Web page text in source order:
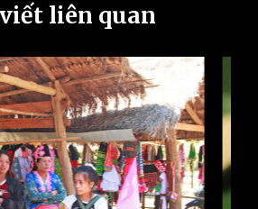
liên quan